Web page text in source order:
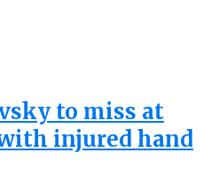
to miss at
injured hand